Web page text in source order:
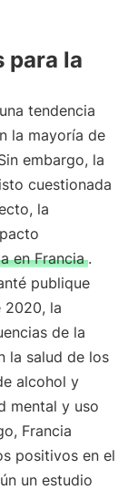
para la
tendencia
la mayoría de
embargo, la
cuestionada
la
en Francia .
publique
2020, la
de la
la salud de los
alcohol y
mental y uso
Francia
positivos en el
un estudio